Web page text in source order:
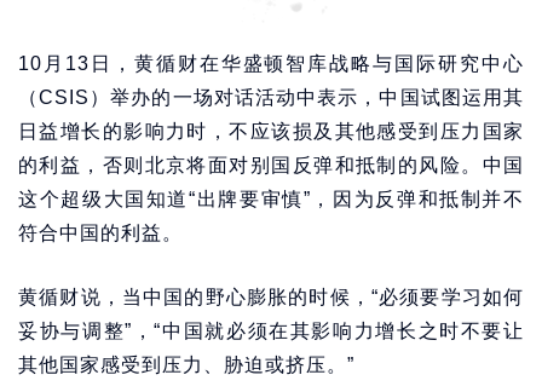
10月13日，黄循财在华盛顿智库战略与国际研究中心
（CSIS）举办的一场对话活动中表示，中国试图运用其
日益增长的影响力时，不应该损及其他感受到压力国家
的利益，否则北京将面对别国反弹和抵制的风险。中国
这个超级大国知道“出牌要审慎”，因为反弹和抵制并不
符合中国的利益。
黄循财说，当中国的野心膨胀的时候，“必须要学习如何
妥协与调整”，“中国就必须在其影响力增长之时不要让
其他国家感受到压力、胁迫或挤压。”